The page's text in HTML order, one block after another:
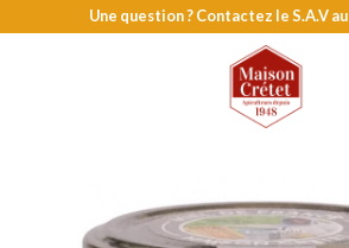
MENU
Une question ? Contactez le S.A.V au